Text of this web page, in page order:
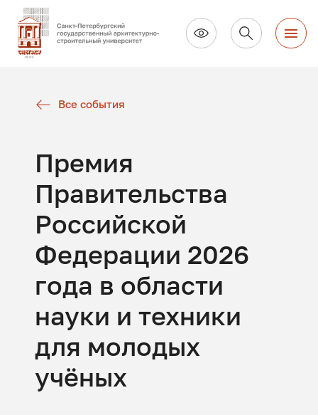
Все события
Премия
Правительства
Российской
Федерации 2026
года в области
науки и техники
для молодых
учёных